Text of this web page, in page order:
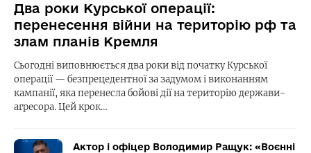
Два роки Курської операції:
перенесення війни на територію рф та
злам планів Кремля
Сьогодні виповнюється два роки від початку Курської
операції — безпрецедентної за задумом і виконанням
кампанії, яка перенесла бойові дії на територію держави-
агресора. Цей крок…
Актор і офіцер Володимир Ращук: «Воєнні